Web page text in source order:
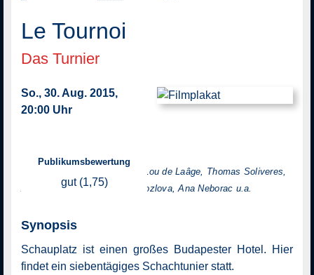
Le Tournoi
Das Turnier
So., 30. Aug. 2015,
20:00 Uhr
Publikumsbewertung
gut (1,75)
mit: Michelangelo Passaniti, Lou de Laâge, Thomas Soliveres,
Aliocha Schneider, Viktoria Kozlova, Ana Neborac u.a.
Synopsis
Schauplatz ist einen großes Budapester Hotel. Hier
findet ein siebentägiges Schachtunier statt.